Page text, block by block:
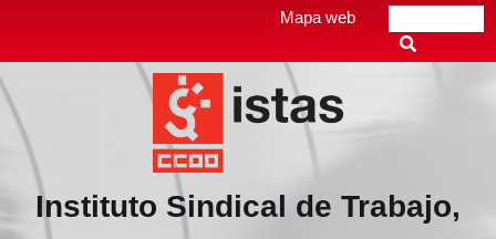
contenido
principal
Mapa web
Instituto Sindical de Trabajo,